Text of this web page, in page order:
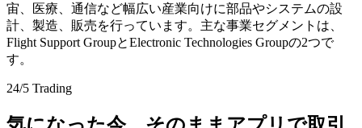
宙、医療、通信など幅広い産業向けに部品やシステムの設
計、製造、販売を行っています。主な事業セグメントは、
Flight Support GroupとElectronic Technologies Groupの2つで
す。
24/5 Trading